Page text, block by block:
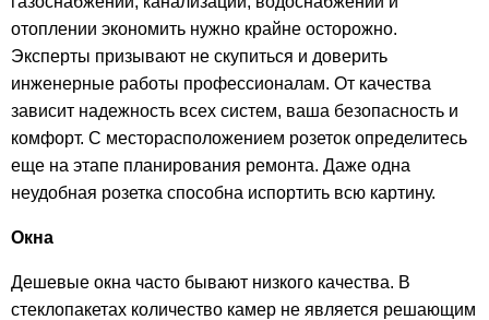
отоплении экономить нужно крайне осторожно.
Эксперты призывают не скупиться и доверить
инженерные работы профессионалам. От качества
зависит надежность всех систем, ваша безопасность и
комфорт. С месторасположением розеток определитесь
еще на этапе планирования ремонта. Даже одна
неудобная розетка способна испортить всю картину.
Окна
Дешевые окна часто бывают низкого качества. В
стеклопакетах количество камер не является решающим